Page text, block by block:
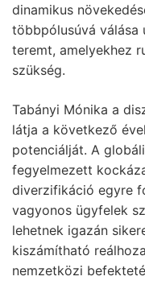
dinamikus
többpólusúvá válása
teremt, amelyekhez
szükség.
Tabányi Mónika a
látja a következő
potenciálját. A
fegyelmezett
diverzifikáció egyre
vagyonos ügyfelek
lehetnek igazán
kiszámítható
nemzetközi